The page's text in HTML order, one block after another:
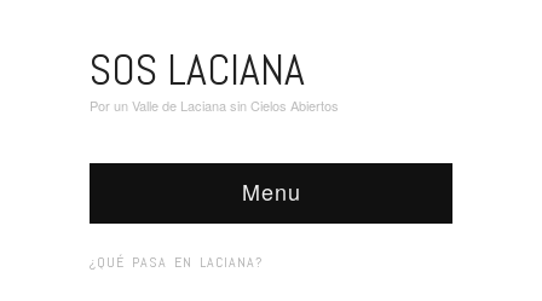
SOS LACIANA
Por un Valle de Laciana sin Cielos Abiertos
Menu
¿QUÉ PASA EN LACIANA?